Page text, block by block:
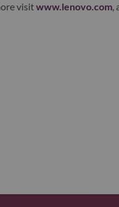
visitwww.lenovo.com,